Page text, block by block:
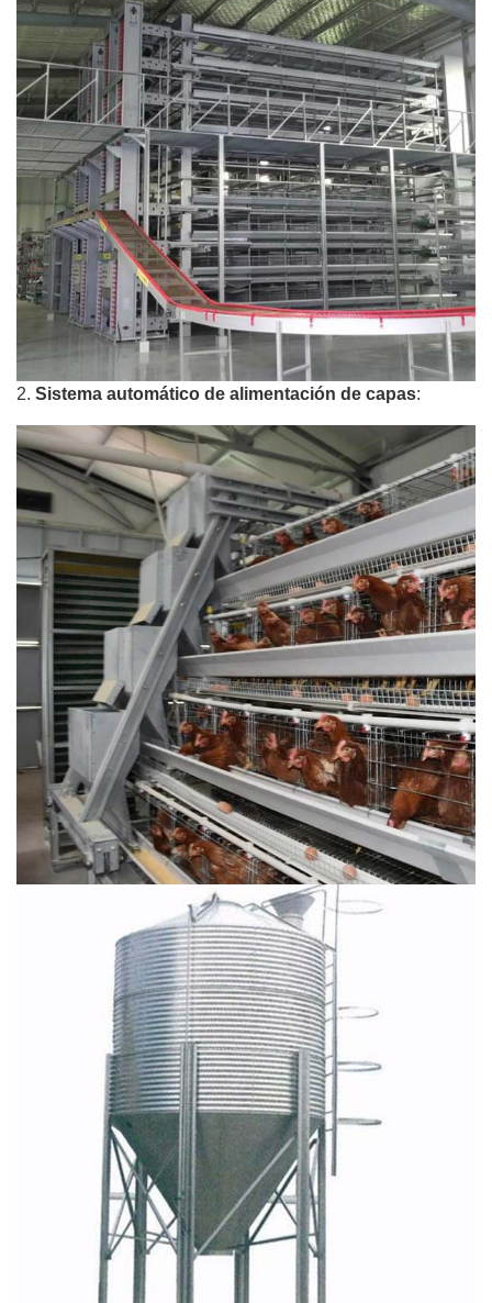
2. Sistema automático de alimentación de capas: